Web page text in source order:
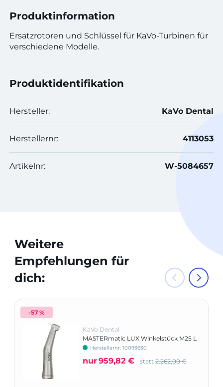
Produktinformation
Ersatzrotoren und Schlüssel für KaVo-Turbinen für
verschiedene Modelle.
Produktidentifikation
Hersteller: KaVo Dental
Herstellernr: 4113053
Artikelnr: W-5084657
Weitere
Empfehlungen für
dich:
-57 %
KaVo Dental
MASTERmatic LUX Winkelstück M25 L
Herstellernr: 10093630
nur959,82 € statt 2.262,00 €